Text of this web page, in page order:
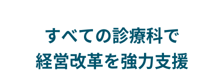
すべての診療科で
経営改革を強力支援